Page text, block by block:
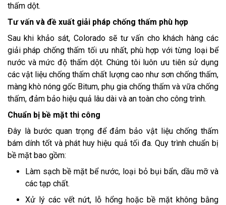
thấm dột.
Tư vấn và đề xuất giải pháp chống thấm phù hợp
Sau khi khảo sát, Colorado sẽ tư vấn cho khách hàng các
giải pháp chống thấm tối ưu nhất, phù hợp với từng loại bể
nước và mức độ thấm dột. Chúng tôi luôn ưu tiên sử dụng
các vật liệu chống thấm chất lượng cao như sơn chống thấm,
màng khò nóng gốc Bitum, phụ gia chống thấm và vữa chống
thấm, đảm bảo hiệu quả lâu dài và an toàn cho công trình.
Chuẩn bị bề mặt thi công
Đây là bước quan trọng để đảm bảo vật liệu chống thấm
bám dính tốt và phát huy hiệu quả tối đa. Quy trình chuẩn bị
bề mặt bao gồm:
Làm sạch bề mặt bể nước, loại bỏ bụi bẩn, dầu mỡ và
các tạp chất.
Xử lý các vết nứt, lỗ hổng hoặc bề mặt không bằng